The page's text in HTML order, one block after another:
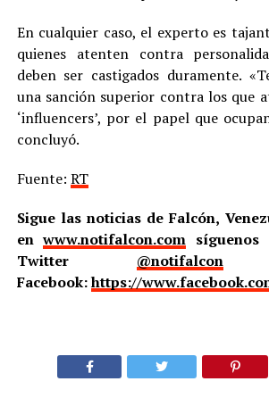
En cualquier caso, el experto es
quienes atenten contra
deben ser castigados duramente.
una sanción superior contra los que
‘influencers’, por el papel que
concluyó.
Fuente: RT
Sigue las noticias de Falcón,
enwww.notifalcon.com síguenos
Twitter @notifalcon
Facebook:https://